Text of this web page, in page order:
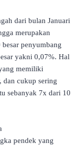
dari bulan Januari
merupakan
penyumbang
yakni 0,07%. Hal
memiliki
dan cukup sering
sebanyak 7x dari 10
pendek yang